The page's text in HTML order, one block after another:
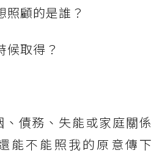
照顧的是誰？
候取得？
債務、失能或家庭關係
能不能照我的原意傳下